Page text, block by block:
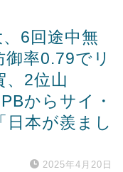
6回途中無
率0.79でリ
2位山
からサイ・
本が羨まし
2025年4月20日